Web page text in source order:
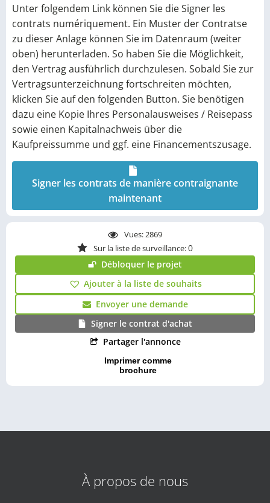
Vues:2869
Sur la liste de surveillance:0
Débloquer le projet
Ajouter à la liste de souhaits
Envoyer une demande
Signer le contrat d'achat
Partager l'annonce
Imprimer comme
brochure
Unter folgendem Link können Sie die Signer les
contrats numériquement. Ein Muster der Contratse
zu dieser Anlage können Sie im Datenraum (weiter
oben) herunterladen. So haben Sie die Möglichkeit,
den Vertrag ausführlich durchzulesen. Sobald Sie zur
Vertragsunterzeichnung fortschreiten möchten,
klicken Sie auf den folgenden Button. Sie benötigen
dazu eine Kopie Ihres Personalausweises / Reisepass
sowie einen Kapitalnachweis über die
Kaufpreissumme und ggf. eine Financementszusage.
Signer les contrats de manière contraignante
maintenant
À propos de nous